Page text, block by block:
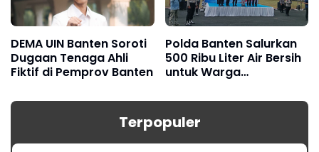
DEMA UIN Banten Soroti
Dugaan Tenaga Ahli
Fiktif di Pemprov Banten
Polda Banten Salurkan
500 Ribu Liter Air Bersih
untuk Warga
Terpopuler